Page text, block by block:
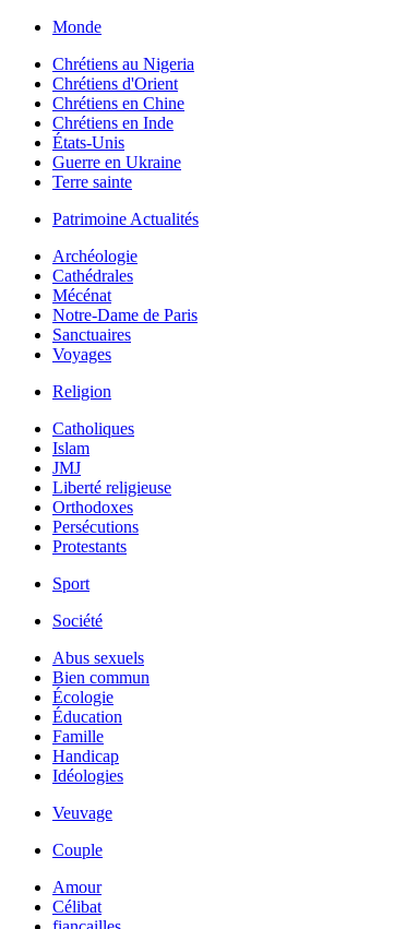
Monde
Chrétiens au Nigeria
Chrétiens d'Orient
Chrétiens en Chine
Chrétiens en Inde
États-Unis
Guerre en Ukraine
Terre sainte
Patrimoine Actualités
Archéologie
Cathédrales
Mécénat
Notre-Dame de Paris
Sanctuaires
Voyages
Religion
Catholiques
Islam
JMJ
Liberté religieuse
Orthodoxes
Persécutions
Protestants
Sport
Société
Abus sexuels
Bien commun
Écologie
Éducation
Famille
Handicap
Idéologies
Veuvage
Couple
Amour
Célibat